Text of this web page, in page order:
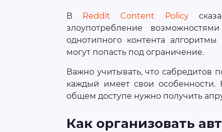
В Reddit Content Policy
злоупотребление
однотипного контента
могут попасть под ограничение.
Важно учитывать, что сабредитов
каждый имеет свои
общем доступе нужно получить
Как организовать